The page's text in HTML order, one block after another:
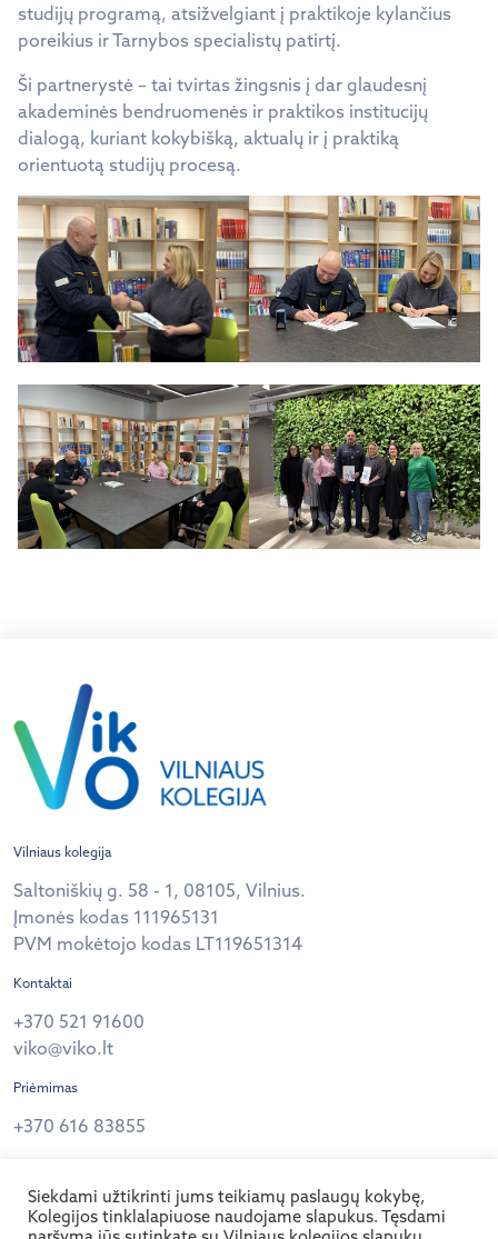
studijų programą, atsižvelgiant į praktikoje kylančius
poreikius ir Tarnybos specialistų patirtį.
Ši partnerystė – tai tvirtas žingsnis į dar glaudesnį
akademinės bendruomenės ir praktikos institucijų
dialogą, kuriant kokybišką, aktualų ir į praktiką
orientuotą studijų procesą.
Vilniaus kolegija
Saltoniškių g. 58 - 1, 08105, Vilnius.
Įmonės kodas 111965131
PVM mokėtojo kodas LT119651314
Kontaktai
+370 521 91600
viko@viko.lt
Priėmimas
+370 616 83855
Sekite mus
Siekdami užtikrinti jums teikiamų paslaugų kokybę,
Kolegijos tinklalapiuose naudojame slapukus. Tęsdami